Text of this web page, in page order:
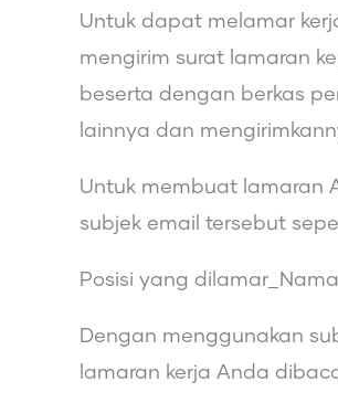
Untuk dapat melamar
mengirim surat lamaran
beserta dengan berkas
lainnya dan
Untuk membuat lamaran
subjek email tersebut
Posisi yang dilamar_Nama
Dengan menggunakan
lamaran kerja Anda